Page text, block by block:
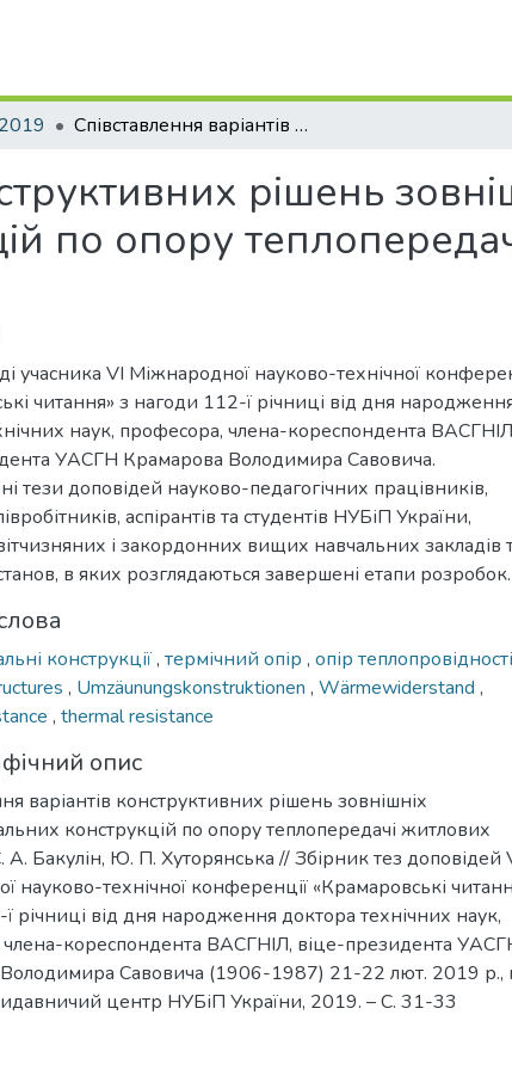
Співставлення варіантів конструктивних рішень зовнішніх огороджувальних конструкцій по опору теплопередачі житлових будівель
рішень
по опору
учасника VI Міжнародної науково-технічної
читання» з нагоди 112-ї річниці від дня
наук, професора, члена-кореспондента
УАСГН Крамарова Володимира Савовича.
тези доповідей науково-педагогічних працівників,
аспірантів та студентів НУБіП України,
і закордонних вищих навчальних закладів
в яких розглядаються завершені етапи розробок.
конструкції, термічний опір , опір теплопровідності
, Umzäunungskonstruktionen , Wärmewiderstand ,
, thermal resistance
опис
варіантів конструктивних рішень зовнішніх
конструкцій по опору теплопередачі житлових
А. Бакулін, Ю. П. Хуторянська // Збірник тез доповідей
науково-технічної конференції «Крамаровські
річниці від дня народження доктора технічних наук,
кореспондента ВАСГНІЛ, віце-президента
Савовича (1906-1987) 21-22 лют. 2019 р.,
центр НУБіП України, 2019. – C. 31-33